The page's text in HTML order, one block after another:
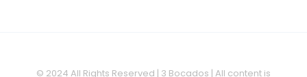
© 2024 All Rights Reserved | 3 Bocados | All content is